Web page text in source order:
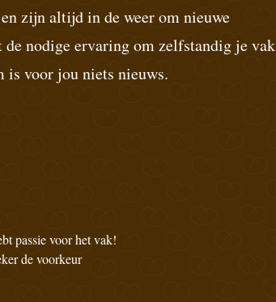
zijn altijd in de weer om nieuwe
nodige ervaring om zelfstandig je vak
is voor jou niets nieuws.
passie voor het vak!
de voorkeur